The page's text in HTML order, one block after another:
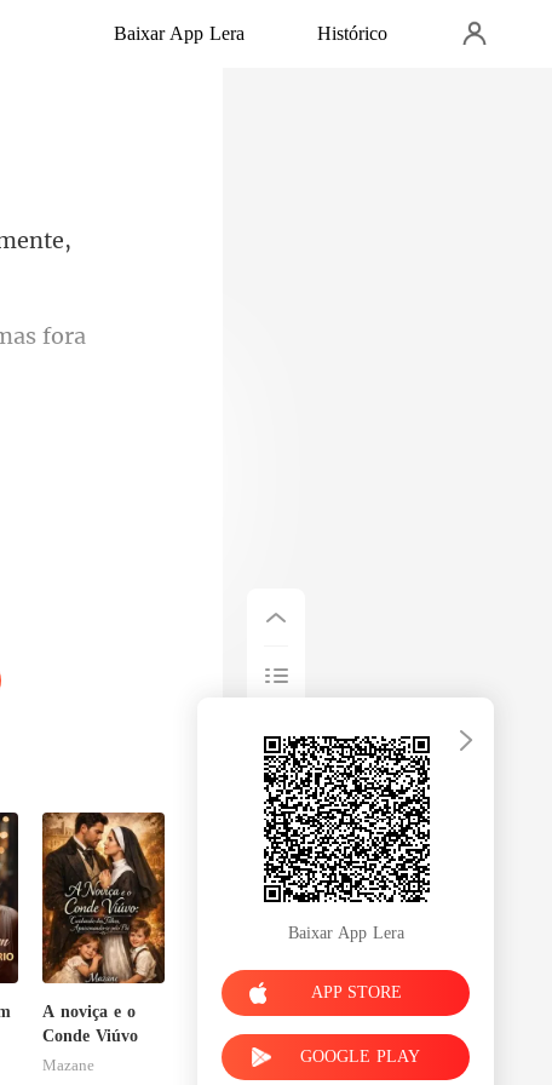
Baixar App Lera Histórico
fora
A noviça e o
Conde Viúvo
Mazane
Baixar App Lera
APP STORE
GOOGLE PLAY